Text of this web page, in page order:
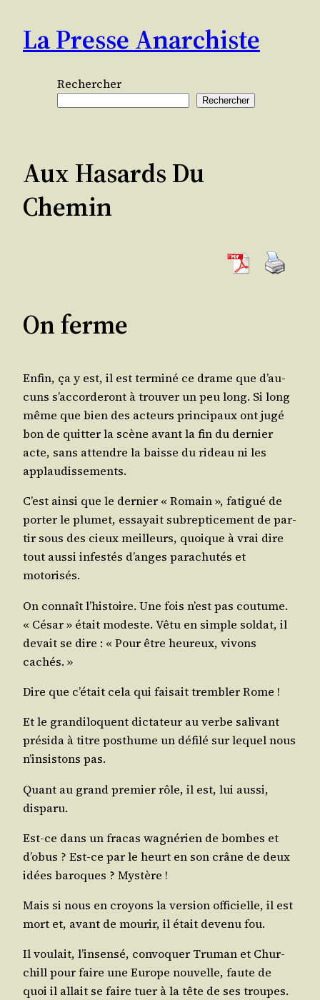
contenu
La Presse Anarchiste
Rechercher
Rechercher
Aux Hasards Du
Chemin
On ferme
Enfin, ça y est, il est ter­mi­né ce drame que d’au­
cuns s’ac­cor­de­ront à trou­ver un peu long. Si long
même que bien des acteurs prin­ci­paux ont jugé
bon de quit­ter la scène avant la fin du der­nier
acte, sans attendre la baisse du rideau ni les
applaudissements.
C’est ain­si que le der­nier « Romain », fati­gué de
por­ter le plu­met, essayait subrep­ti­ce­ment de par­
tir sous des cieux meilleurs, quoique à vrai dire
tout aus­si infes­tés d’anges para­chu­tés et
motorisés.
On connaît l’his­toire. Une fois n’est pas cou­tume.
« César » était modeste. Vêtu en simple sol­dat, il
devait se dire : « Pour être heu­reux, vivons
cachés. »
Dire que c’é­tait cela qui fai­sait trem­bler Rome !
Et le gran­di­lo­quent dic­ta­teur au verbe sali­vant
pré­si­da à titre post­hume un défi­lé sur lequel nous
n’in­sis­tons pas.
Quant au grand pre­mier rôle, il est, lui aus­si,
disparu.
Est-ce dans un fra­cas wag­né­rien de bombes et
d’o­bus ? Est-ce par le heurt en son crâne de deux
idées baroques ? Mystère !
Mais si nous en croyons la ver­sion offi­cielle, il est
mort et, avant de mou­rir, il était deve­nu fou.
Il vou­lait, l’in­sen­sé, convo­quer Tru­man et Chur­
chill pour faire une Europe nou­velle, faute de
quoi il allait se faire tuer à la tête de ses troupes.